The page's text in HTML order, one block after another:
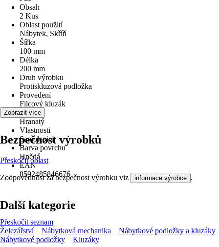
Obsah
2 Kus
Oblast použití
Nábytek, Skříň
Šířka
100 mm
Délka
200 mm
Druh výrobku
Protiskluzová podložka
Provedení
Filcový kluzák
Tvar
Hranatý
Vlastnosti
Samolepicí
Barva povrchu
Hnědá
EAN
8592485846676
Zobrazit více
Bezpečnost výrobků
Přeskočit oblast
Zodpovědnost za bezpečnost výrobku viz informace výrobce .
Další kategorie
Přeskočit seznam
Železářství
Nábytková mechanika
Nábytkové podložky a kluzáky
Nábytkové podložky
Kluzáky